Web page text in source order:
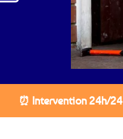
⏰ Intervention 24h/24